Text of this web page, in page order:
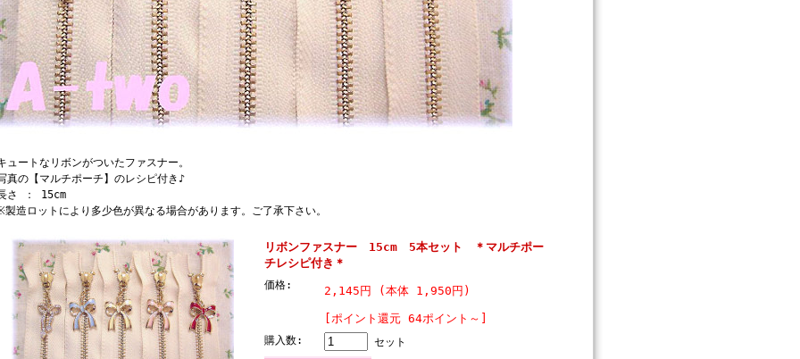
ートなリボンがついたファスナー。
の【マルチポーチ】のレシピ付き♪
： 15cm
造ロットにより多少色が異なる場合があります。ご了承下さい。
リボンファスナー 15cm 5本セット ＊マルチポー
チレシピ付き＊
価格: 2,145円 (本体 1,950円)
[ポイント還元 64ポイント～]
購入数: セット